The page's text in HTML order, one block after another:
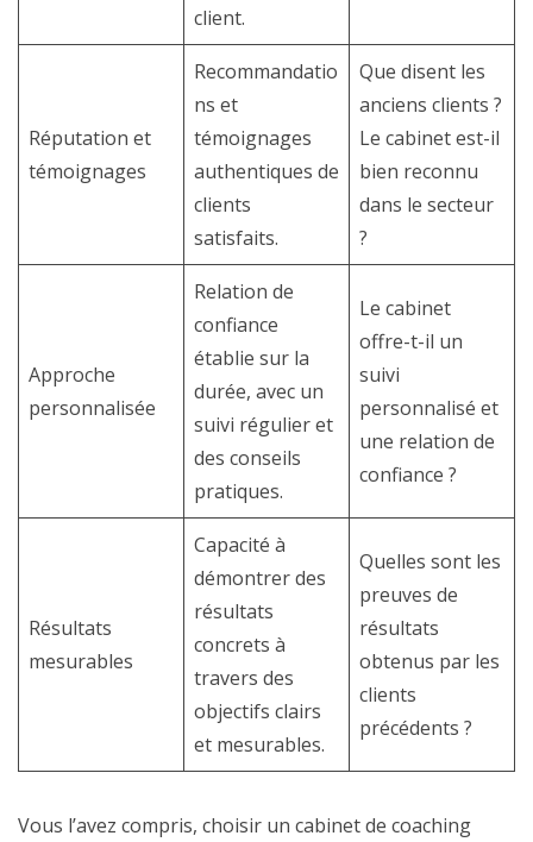
client.
Réputation et
témoignages
Recommandatio
ns et
témoignages
authentiques de
clients
satisfaits.
Que disent les
anciens clients ?
Le cabinet est-il
bien reconnu
dans le secteur
?
Approche
personnalisée
Relation de
confiance
établie sur la
durée, avec un
suivi régulier et
des conseils
pratiques.
Le cabinet
offre-t-il un
suivi
personnalisé et
une relation de
confiance ?
Résultats
mesurables
Capacité à
démontrer des
résultats
concrets à
travers des
objectifs clairs
et mesurables.
Quelles sont les
preuves de
résultats
obtenus par les
clients
précédents ?
Vous l’avez compris, choisir un cabinet de coaching